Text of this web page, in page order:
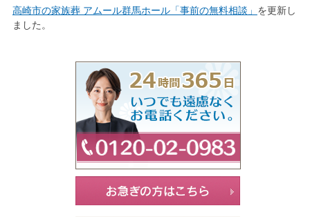
高崎市の家族葬 アムール群馬ホール「事前の無料相談」 を更新し
ました。